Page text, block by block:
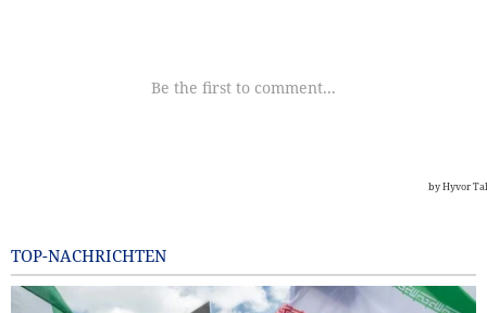
TOP-NACHRICHTEN